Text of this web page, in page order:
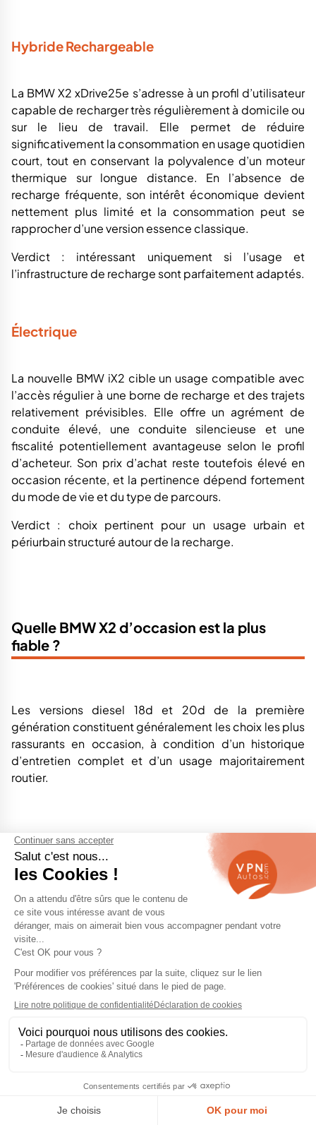
Hybride Rechargeable
La BMW X2 xDrive25e s’adresse à un profil d’utilisateur
capable de recharger très régulièrement à domicile ou
sur le lieu de travail. Elle permet de réduire
significativement la consommation en usage quotidien
court, tout en conservant la polyvalence d’un moteur
thermique sur longue distance. En l’absence de
recharge fréquente, son intérêt économique devient
nettement plus limité et la consommation peut se
rapprocher d’une version essence classique.
Verdict : intéressant uniquement si l’usage et
l’infrastructure de recharge sont parfaitement adaptés.
Électrique
La nouvelle BMW iX2 cible un usage compatible avec
l’accès régulier à une borne de recharge et des trajets
relativement prévisibles. Elle offre un agrément de
conduite élevé, une conduite silencieuse et une
fiscalité potentiellement avantageuse selon le profil
d’acheteur. Son prix d’achat reste toutefois élevé en
occasion récente, et la pertinence dépend fortement
du mode de vie et du type de parcours.
Verdict : choix pertinent pour un usage urbain et
périurbain structuré autour de la recharge.
Quelle BMW X2 d’occasion est la plus
fiable ?
Les versions diesel 18d et 20d de la première
génération constituent généralement les choix les plus
rassurants en occasion, à condition d’un historique
d’entretien complet et d’un usage majoritairement
routier.
Faut-il acheter une BMW X2 diesel pour
faire de la ville ?
Un usage urbain exclusif est peu adapté aux
motorisations diesel modernes. Les trajets courts
répétés peuvent accélérer l’encrassement du filtre à
particules et augmenter les coûts d’entretien.
Quel kilométrage maximum viser pour une